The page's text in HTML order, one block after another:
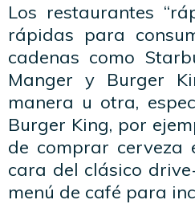
Los restaurantes
rápidas para
cadenas como
Manger y Burger
manera u otra,
Burger King, por
de comprar cerveza
cara del clásico
menú de café para